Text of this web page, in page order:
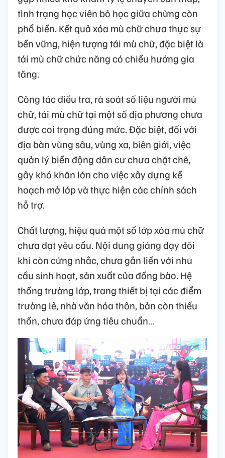
tình trạng học viên bỏ học giữa chừng còn
phổ biến. Kết quả xóa mù chữ chưa thực sự
bền vững, hiện tượng tái mù chữ, đặc biệt là
tái mù chữ chức năng có chiều hướng gia
tăng.
Công tác điều tra, rà soát số liệu người mù
chữ, tái mù chữ tại một số địa phương chưa
được coi trọng đúng mức. Đặc biệt, đối với
địa bàn vùng sâu, vùng xa, biên giới, việc
quản lý biến động dân cư chưa chặt chẽ,
gây khó khăn lớn cho việc xây dựng kế
hoạch mở lớp và thực hiện các chính sách
hỗ trợ.
Chất lượng, hiệu quả một số lớp xóa mù chữ
chưa đạt yêu cầu. Nội dung giảng dạy đôi
khi còn cứng nhắc, chưa gắn liền với nhu
cầu sinh hoạt, sản xuất của đồng bào. Hệ
thống trường lớp, trang thiết bị tại các điểm
trường lẻ, nhà văn hóa thôn, bản còn thiếu
thốn, chưa đáp ứng tiêu chuẩn…